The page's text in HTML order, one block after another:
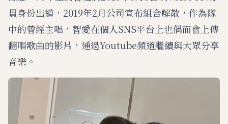
員身份出道，2019年2月公司宣布組合解散，作為隊
中的曾經主唱，智愛在個人SNS平台上也偶而會上傳
翻唱歌曲的影片，通過Youtube頻道繼續與大眾分享
音樂。